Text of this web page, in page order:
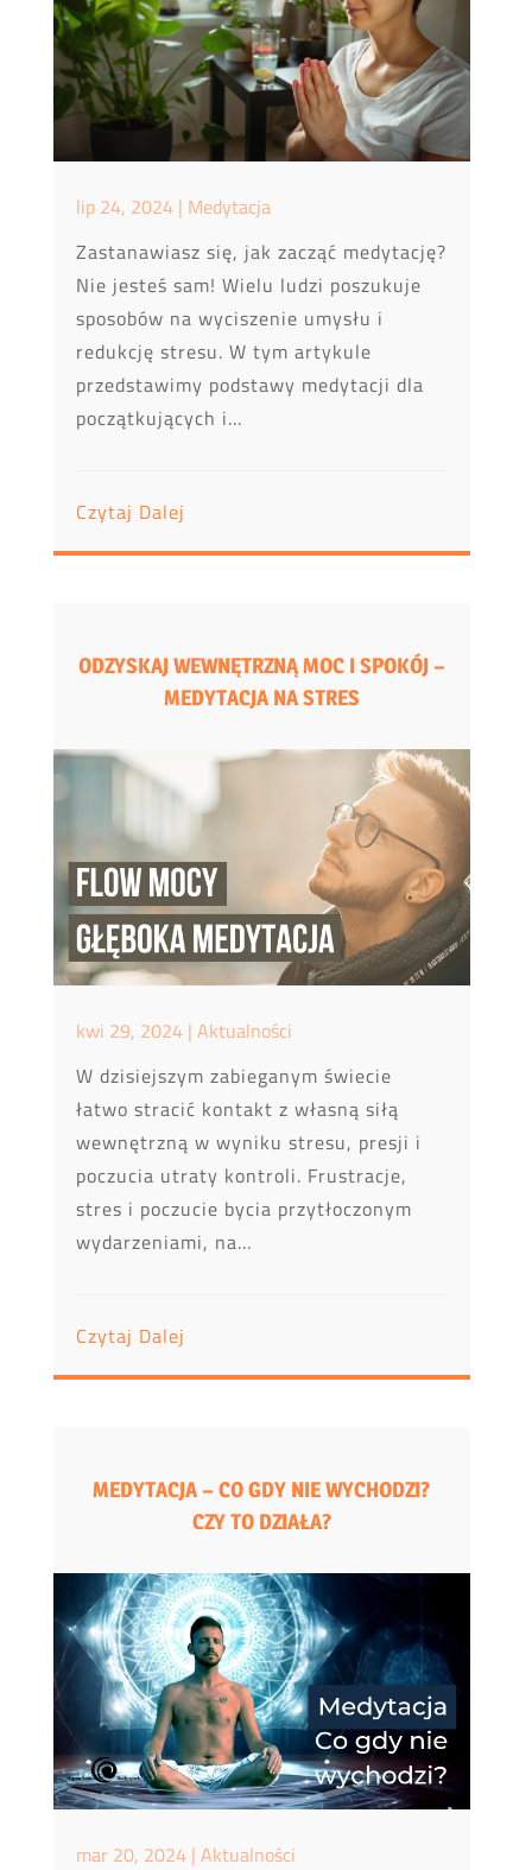
lip 24, 2024| Medytacja
Zastanawiasz się, jak zacząć medytację?
Nie jesteś sam! Wielu ludzi poszukuje
sposobów na wyciszenie umysłu i
redukcję stresu. W tym artykule
przedstawimy podstawy medytacji dla
początkujących i...
Czytaj Dalej
ODZYSKAJ WEWNĘTRZNĄ MOC I SPOKÓJ –
MEDYTACJA NA STRES
kwi 29, 2024| Aktualności
W dzisiejszym zabieganym świecie
łatwo stracić kontakt z własną siłą
wewnętrzną w wyniku stresu, presji i
poczucia utraty kontroli. Frustracje,
stres i poczucie bycia przytłoczonym
wydarzeniami, na...
Czytaj Dalej
MEDYTACJA – CO GDY NIE WYCHODZI?
CZY TO DZIAŁA?
mar 20, 2024| Aktualności